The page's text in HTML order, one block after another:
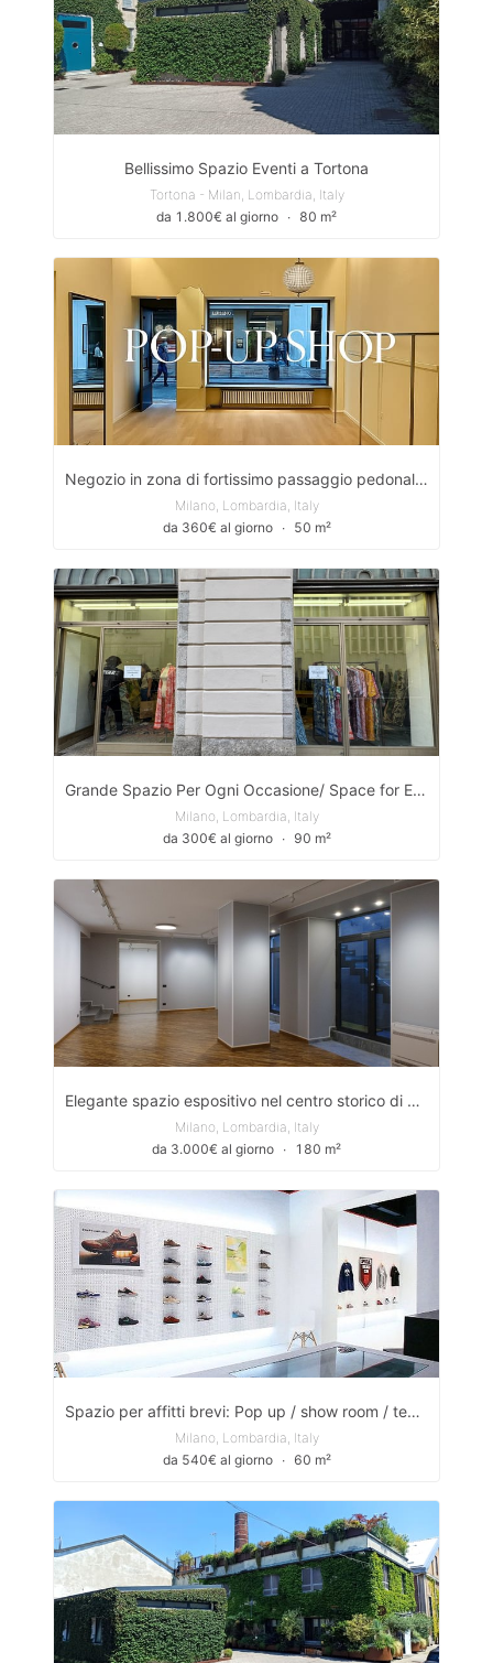
Bellissimo Spazio Eventi a Tortona
Tortona - Milan, Lombardia, Italy
da 1.800€ al giorno ∙ 80 m²
Negozio in zona di fortissimo passaggio pedonale nel centro di Milano/ Shop in a very busy pedestrian area in the center of Milan
Milano, Lombardia, Italy
da 360€ al giorno
∙ 50 m²
Grande Spazio Per Ogni Occasione/ Space for Every Occasion
Milano, Lombardia, Italy
da 300€ al giorno
∙ 90 m²
Elegante spazio espositivo nel centro storico di Milano/Exclusive location in the center of Milan
Milano, Lombardia, Italy
da 3.000€ al giorno ∙ 180 m²
Spazio per affitti brevi: Pop up / show room / temporary sales / piccoli eventi , ingresso su strada in zona centrale
Milano, Lombardia, Italy
da 540€ al giorno
∙ 60 m²